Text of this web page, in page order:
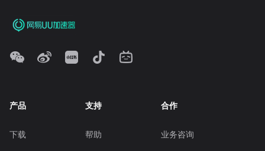
产品
下载
支持
帮助
合作
业务咨询